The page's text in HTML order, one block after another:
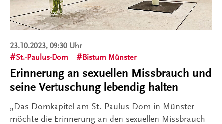
23.10.2023, 09:30 Uhr
St.-Paulus-Dom
Bistum Münster
Erinnerung an sexuellen Missbrauch und
seine Vertuschung lebendig halten
„Das Domkapitel am St.-Paulus-Dom in Münster
möchte die Erinnerung an den sexuellen Missbrauch